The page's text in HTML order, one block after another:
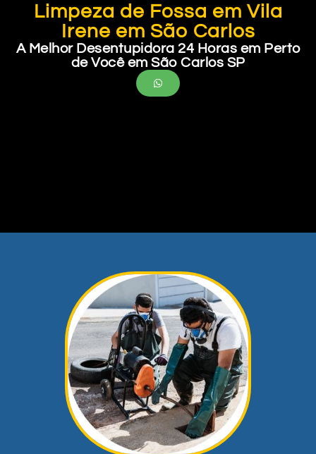
Limpeza de Fossa em Vila
Irene em São Carlos
A Melhor Desentupidora 24 Horas em Perto
de Você em São Carlos SP